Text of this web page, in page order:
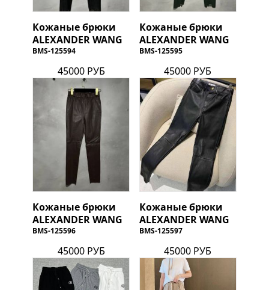
Кожаные брюки
ALEXANDER WANG
BMS-125594
45000 РУБ
Кожаные брюки
ALEXANDER WANG
BMS-125595
45000 РУБ
Кожаные брюки
ALEXANDER WANG
BMS-125596
45000 РУБ
Кожаные брюки
ALEXANDER WANG
BMS-125597
45000 РУБ